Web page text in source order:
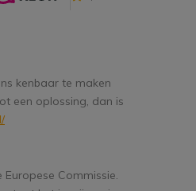
kenbaar te maken
een oplossing, dan is
Commissie.